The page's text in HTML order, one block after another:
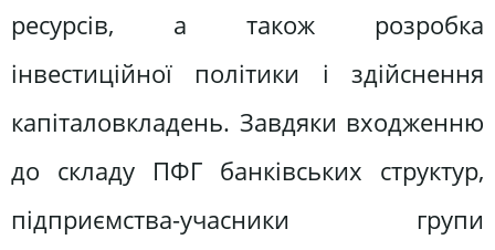
ресурсів, а також розробка
інвестиційної політики і здійснення
капіталовкладень. Завдяки входженню
до складу ПФГ банківських структур,
підприємства-учасники групи